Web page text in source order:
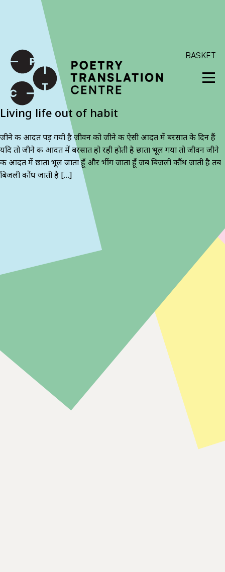
International shipping available - enter your address at
checkout to calculate the rate
SKIP TO CONTENT
BASKET
Living life out of habit
जीने की आदत पड़ गयी है जीवन को जीने की ऐसी आदत में बरसात के दिन हैं
यदि तो जीने की आदत में बरसात हो रही होती है छाता भूल गया तो जीवन जीने
की आदत में छाता भूल जाता हूँ और भींग जाता हूँ जब बिजली कौंध जाती है तब
बिजली कौंध जाती है […]